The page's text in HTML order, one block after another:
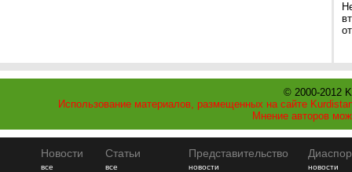
© 2000-2012
Использование материалов, размещенных на сайте
Мнение авторов
Новости
все
Статьи
все
Представительство
новости
новости